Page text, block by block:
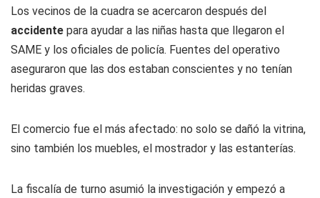
Los vecinos de la cuadra se acercaron después del
accidente para ayudar a las niñas hasta que llegaron el
SAME y los oficiales de policía. Fuentes del operativo
aseguraron que las dos estaban conscientes y no tenían
heridas graves.
El comercio fue el más afectado: no solo se dañó la vitrina,
sino también los muebles, el mostrador y las estanterías.
La fiscalía de turno asumió la investigación y empezó a